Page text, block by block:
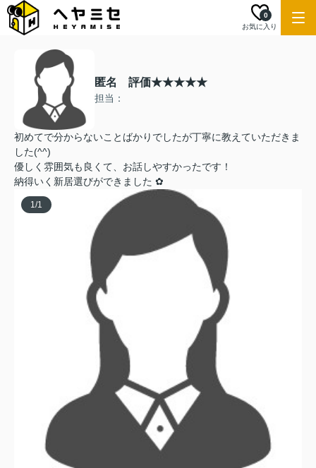
お気に入り
0
匿名 評価★★★★★
担当：
初めてで分からないことばかりでしたが丁寧に教えていただきま
した(^^)
優しく雰囲気も良くて、お話しやすかったです！
納得いく新居選びができました ✿
1/1